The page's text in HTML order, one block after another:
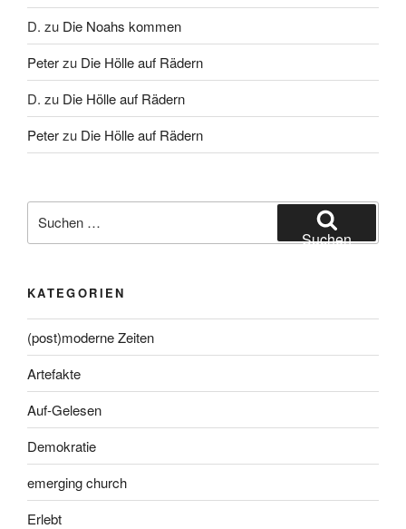
D. zu Die Noahs kommen
Peterzu Die Hölle auf Rädern
D. zu Die Hölle auf Rädern
Peterzu Die Hölle auf Rädern
nach:
Suchen
KATEGORIEN
(post)moderne Zeiten
Artefakte
Auf-Gelesen
Demokratie
emerging church
Erlebt